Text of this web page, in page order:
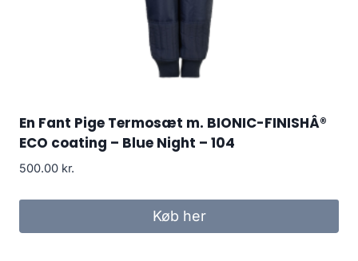
En Fant Pige Termosæt m. BIONIC-FINISHÂ®
ECO coating – Blue Night – 104
500.00 kr.
Køb her